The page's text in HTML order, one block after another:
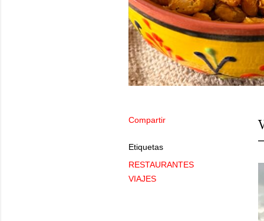
Compartir
Etiquetas
RESTAURANTES
VIAJES